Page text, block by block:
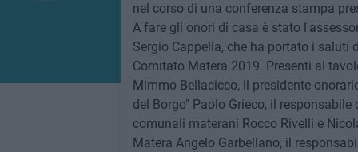
nel corso di una conferenza stampa
A fare gli onori di casa è stato
Sergio Cappella, che ha portato i saluti
Comitato Matera 2019. Presenti al
Mimmo Bellacicco, il presidente
del Borgo" Paolo Grieco, il
comunali materani Rocco Rivelli e
Matera Angelo Garbellano, il